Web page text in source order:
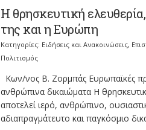
Η θρησκευτική
της και η Ευρώπη
Κατηγορίες: Ειδήσεις και Ανακοινώσεις,
Πολιτισμός
Κων/νος Β. Ζορμπάς Ευρωπαϊκές
ανθρώπινα δικαιώματα Η
αποτελεί ιερό, ανθρώπινο,
αδιαπραγμάτευτο και παγκόσμιο